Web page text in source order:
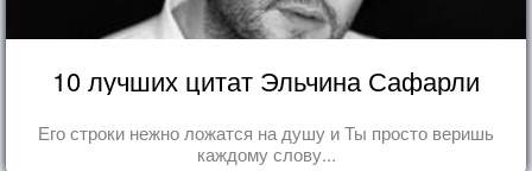
10 лучших цитат Эльчина Сафарли
Его строки нежно ложатся на душу и Ты просто веришь
каждому слову...